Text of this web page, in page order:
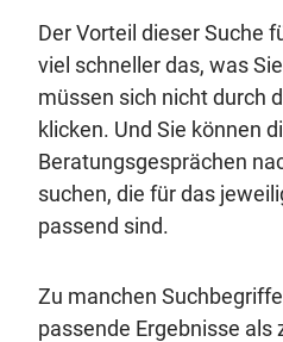
Der Vorteil dieser Suche
viel schneller das, was
müssen sich nicht durch
klicken. Und Sie können
Beratungsgesprächen
suchen, die für das
passend sind.
Zu manchen
passende Ergebnisse als